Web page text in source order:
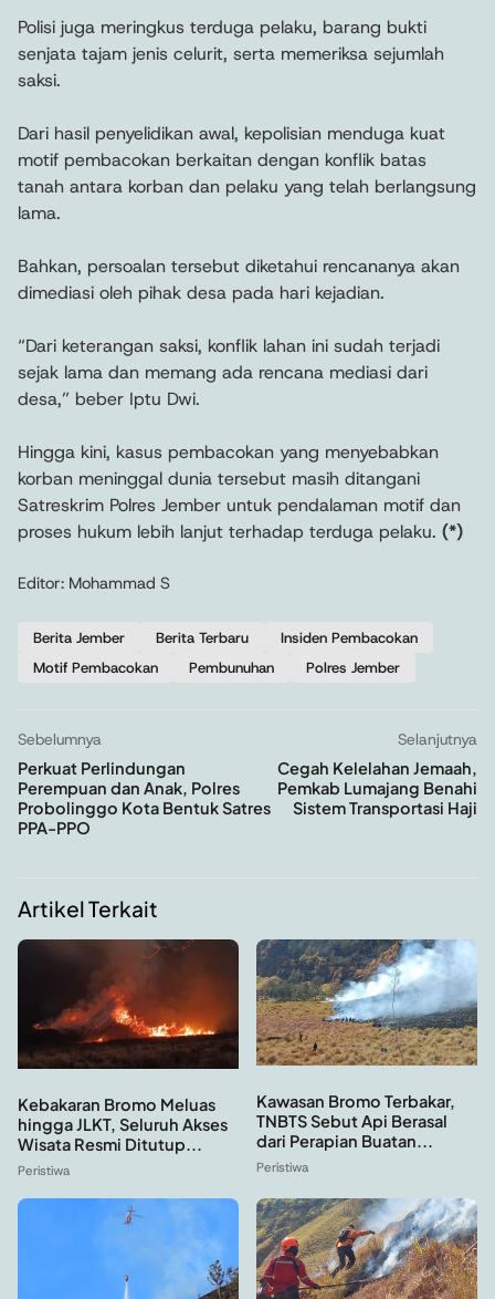
Polisi juga meringkus terduga pelaku, barang bukti
senjata tajam jenis celurit, serta memeriksa sejumlah
saksi.
Dari hasil penyelidikan awal, kepolisian menduga kuat
motif pembacokan berkaitan dengan konflik batas
tanah antara korban dan pelaku yang telah berlangsung
lama.
Bahkan, persoalan tersebut diketahui rencananya akan
dimediasi oleh pihak desa pada hari kejadian.
“Dari keterangan saksi, konflik lahan ini sudah terjadi
sejak lama dan memang ada rencana mediasi dari
desa,” beber Iptu Dwi.
Hingga kini, kasus pembacokan yang menyebabkan
korban meninggal dunia tersebut masih ditangani
Satreskrim Polres Jember untuk pendalaman motif dan
proses hukum lebih lanjut terhadap terduga pelaku. (*)
Editor: Mohammad S
Berita Jember Berita Terbaru
Insiden Pembacokan
Motif Pembacokan
Pembunuhan Polres Jember
Sebelumnya
Perkuat Perlindungan
Perempuan dan Anak, Polres
Probolinggo Kota Bentuk Satres
PPA-PPO
Selanjutnya
Cegah Kelelahan Jemaah,
Pemkab Lumajang Benahi
Sistem Transportasi Haji
Artikel Terkait
Kebakaran Bromo Meluas
hingga JLKT, Seluruh Akses
Wisata Resmi Ditutup...
Peristiwa
Kawasan Bromo Terbakar,
TNBTS Sebut Api Berasal
dari Perapian Buatan...
Peristiwa